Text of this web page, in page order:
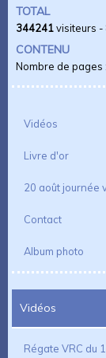
TOTAL
344241visiteurs -
CONTENU
Nombre de pages :
Vidéos
Livre d'or
20 août journée
Contact
Album photo
Vidéos
Régate VRC du